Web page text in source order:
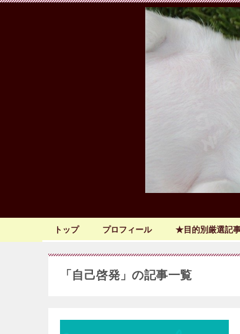
トップ プロフィール ★目的別厳選記
「自己啓発」の記事一覧